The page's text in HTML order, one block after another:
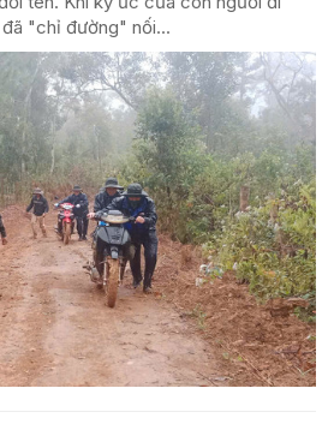
"chỉ đường" nối...